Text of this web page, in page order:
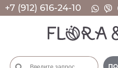
+7 (912) 616-24-10